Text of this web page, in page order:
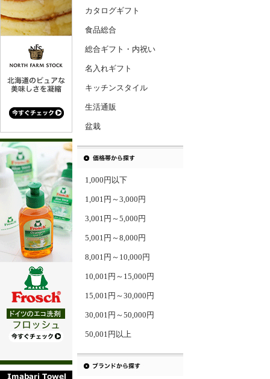
カタログギフト
食品総合
総合ギフト・内祝い
名入れギフト
キッチンスタイル
生活通販
盆栽
1,000円以下
1,001円～3,000円
3,001円～5,000円
5,001円～8,000円
8,001円～10,000円
10,001円～15,000円
15,001円～30,000円
30,001円～50,000円
50,001円以上